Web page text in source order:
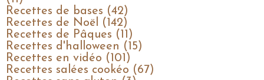
Recettes de bases (42)
Recettes de Noël (142)
Recettes de Pâques (11)
Recettes d'halloween (15)
Recettes en vidéo (101)
Recettes salées cookéo (67)